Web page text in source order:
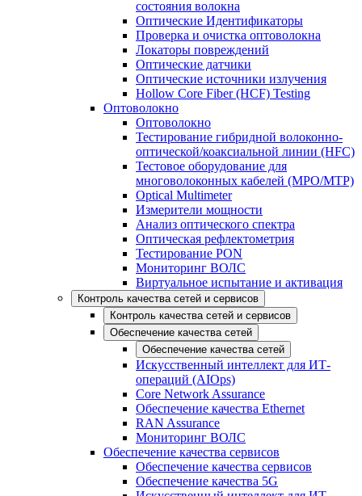
состояния волокна
Оптические Идентификаторы
Проверка и очистка оптоволокна
Локаторы повреждений
Оптические датчики
Оптические источники излучения
Hollow Core Fiber (HCF) Testing
Оптоволокно
Оптоволокно
Тестирование гибридной волоконно-
оптической/коаксиальной линии (HFC)
Тестовое оборудование для
многоволоконных кабелей (MPO/MTP)
Optical Multimeter
Измерители мощности
Анализ оптического спектра
Оптическая рефлектометрия
Тестирование PON
Мониторинг ВОЛС
Виртуальное испытание и активация
Контроль качества сетей и сервисов
Контроль качества сетей и сервисов
Обеспечение качества сетей
Обеспечение качества сетей
Искусственный интеллект для ИТ-
операций (AIOps)
Core Network Assurance
Обеспечение качества Ethernet
RAN Assurance
Мониторинг ВОЛС
Обеспечение качества сервисов
Обеспечение качества сервисов
Обеспечение качества 5G